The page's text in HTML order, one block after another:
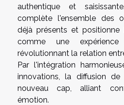
authentique et
complète l'ensemble des
déjà présents et
comme une
révolutionnant la relation
Par l'intégration
innovations, la diffusion
nouveau cap, alliant
émotion.